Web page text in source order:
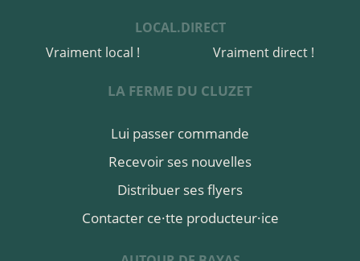
LOCAL.DIRECT
Vraiment local !
Vraiment direct !
LA FERME DU CLUZET
Lui passer commande
Recevoir ses nouvelles
Distribuer ses flyers
Contacter ce·tte producteur·ice